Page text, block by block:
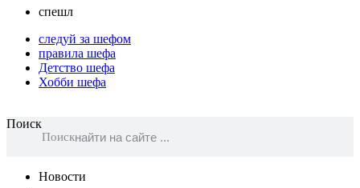
спешл
следуй за шефом
правила шефа
Детство шефа
Хобби шефа
Поиск
Поиск
Новости